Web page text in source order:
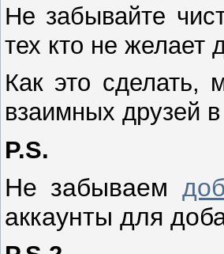
Не забывайте
тех кто не желает
Как это сделать,
взаимных друзей
P.S.
Не забываем
аккаунты для